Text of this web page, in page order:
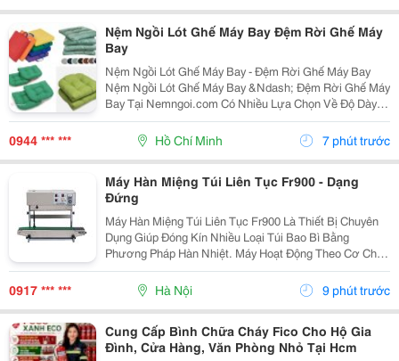
Nệm Ngồi Lót Ghế Máy Bay Đệm Rời Ghế Máy
Bay
Nệm Ngồi Lót Ghế Máy Bay - Đệm Rời Ghế Máy Bay
Nệm Ngồi Lót Ghế Máy Bay &Ndash; Đệm Rời Ghế Máy
Bay Tại Nemngoi.com Có Nhiều Lựa Chọn Về Độ Dày,
Ruột Nệm, Chất Liệu Vỏ Và Kích Thước Để Đáp Ứng
Nhu Cầu Người Mua. Sản Phẩm Đang Có Khuyến Mãi,
Ưu Đãi...
0944 *** *** Hồ Chí Minh 7 phút trước
Máy Hàn Miệng Túi Liên Tục Fr900 - Dạng
Đứng
Máy Hàn Miệng Túi Liên Tục Fr900 Là Thiết Bị Chuyên
Dụng Giúp Đóng Kín Nhiều Loại Túi Bao Bì Bằng
Phương Pháp Hàn Nhiệt. Máy Hoạt Động Theo Cơ Chế
Liên Tục, Hỗ Trợ Tăng Tốc Độ Đóng Gói Và Tạo Đường
Hàn Đều Trên Từng Sản Phẩm. Đây Là Lựa Chọn Phù
0917 *** *** Hà Nội 9 phút trước
Cung Cấp Bình Chữa Cháy Fico Cho Hộ Gia
Đình, Cửa Hàng, Văn Phòng Nhỏ Tại Hcm